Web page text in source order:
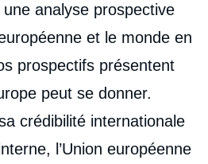
analyse prospective
et le monde en
prospectifs présentent
peut se donner.
crédibilité internationale
l’Union européenne